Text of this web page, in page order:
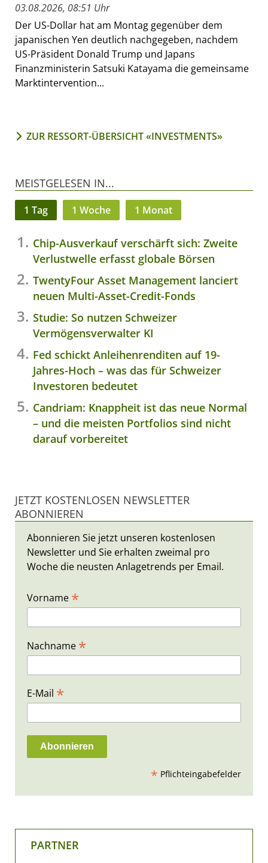
03.08.2026, 08:51 Uhr
Der US-Dollar hat am Montag gegenüber dem
japanischen Yen deutlich nachgegeben, nachdem
US-Präsident Donald Trump und Japans
Finanzministerin Satsuki Katayama die gemeinsame
Marktintervention...
ZUR RESSORT-ÜBERSICHT «INVESTMENTS»
MEISTGELESEN IN...
1 Tag 1 Woche 1 Monat
Chip-Ausverkauf verschärft sich: Zweite
Verlustwelle erfasst globale Börsen
TwentyFour Asset Management lanciert
neuen Multi-Asset-Credit-Fonds
Studie: So nutzen Schweizer
Vermögensverwalter KI
Fed schickt Anleihenrenditen auf 19-
Jahres-Hoch – was das für Schweizer
Investoren bedeutet
Candriam: Knappheit ist das neue Normal
– und die meisten Portfolios sind nicht
darauf vorbereitet
JETZT KOSTENLOSEN NEWSLETTER
ABONNIEREN
Abonnieren Sie jetzt unseren kostenlosen
Newsletter und Sie erhalten zweimal pro
Woche die neusten Anlagetrends per Email.
Vorname *
Nachname *
E-Mail *
* Pflichteingabefelder
PARTNER